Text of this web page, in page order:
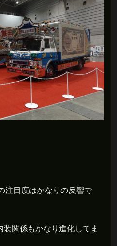
目度はかなりの反響で
関係もかなり進化してま